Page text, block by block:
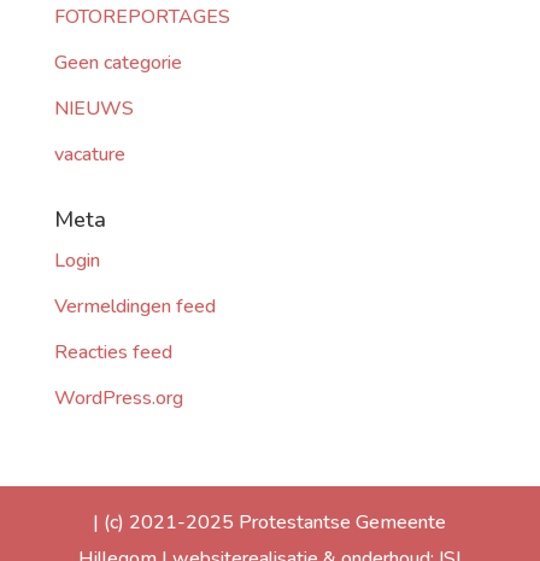
FOTOREPORTAGES
Geen categorie
NIEUWS
vacature
Meta
Login
Vermeldingen feed
Reacties feed
WordPress.org
| (c) 2021-2025 Protestantse Gemeente